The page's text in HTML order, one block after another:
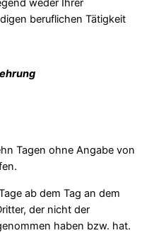
weder Ihrer
beruflichen Tätigkeit
Tagen ohne Angabe von
ab dem Tag an dem
der nicht der
haben bzw. hat.